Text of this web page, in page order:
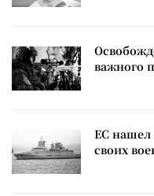
важного
ЕС нашел
своих